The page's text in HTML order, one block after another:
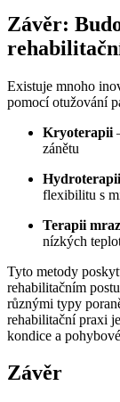
Závěr:
Existuje mnoho
pomocí otužování
Kryoterapii
zánětu
Hydroterapii
flexibilitu s
Terapii
nízkých
Tyto metody
rehabilitačním
různými typy
rehabilitační praxi
kondice a
Závěr